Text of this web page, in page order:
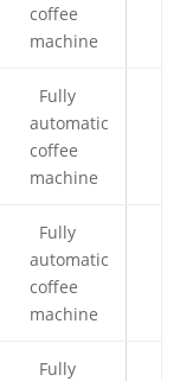
coffee
machine
Fully
automatic
coffee
machine
Fully
automatic
coffee
machine
Fully